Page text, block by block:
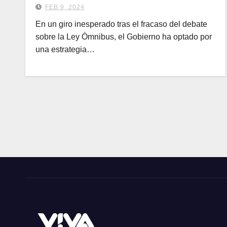
FEB 9, 2024
En un giro inesperado tras el fracaso del debate
sobre la Ley Ómnibus, el Gobierno ha optado por
una estrategia…